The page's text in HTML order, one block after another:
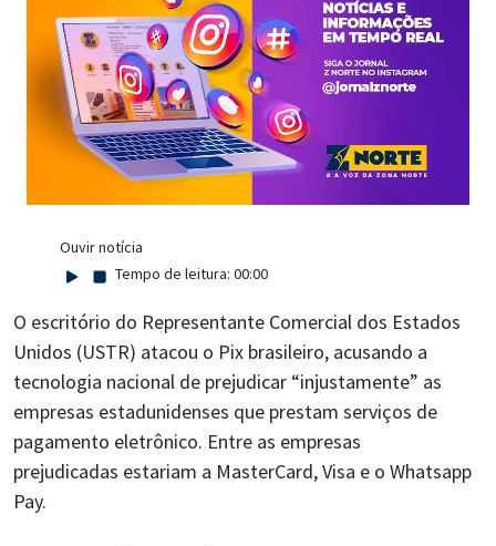
Ouvir notícia
Tempo de leitura: 00:00
O escritório do Representante Comercial dos Estados
Unidos (USTR) atacou o Pix brasileiro, acusando a
tecnologia nacional de prejudicar “injustamente” as
empresas estadunidenses que prestam serviços de
pagamento eletrônico. Entre as empresas
prejudicadas estariam a MasterCard, Visa e o Whatsapp
Pay.